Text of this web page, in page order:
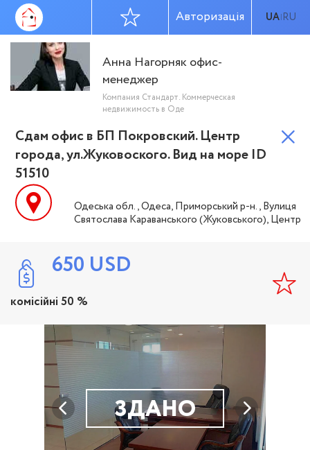
UA|RU
Авторизація
Анна Нагорняк офис-
менеджер
Компания Стандарт. Коммерческая
недвижимость в Оде
Сдам офис в БП Покровский. Центр
города, ул.Жуковоского. Вид на море ID
51510
Одеська обл., Одеса, Приморський р-н., Вулиця
Святослава Караванського (Жуковського), Центр
650 USD
комісійні 50 %
ЗДАНО